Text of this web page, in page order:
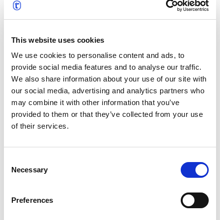
This website uses cookies
We use cookies to personalise content and ads, to
provide social media features and to analyse our traffic.
We also share information about your use of our site with
our social media, advertising and analytics partners who
may combine it with other information that you’ve
provided to them or that they’ve collected from your use
of their services.
Selection
Necessary
Preferences
eingebracht. ProLangua, das vor über 20 Jahren
gegründet wurde, hat sich für seine
innovativen Einsatz von Technologie zur
Rationalisierung von Projekten einen Namen gemacht.
Sowohl ProLangua als auch text&form wurden Teil der
t’works-Gruppe, wo ihre jahrzehntelange Erfahrung
unter einem Dach vereint ist. Gemeinsam bieten diese
beiden starken und renommierten Teams
hochmoderne Lösungen für die Übersetzung,
Lokalisierung und das Management mehrsprachiger
strategischen Partnerschaften von t’works unterstützt